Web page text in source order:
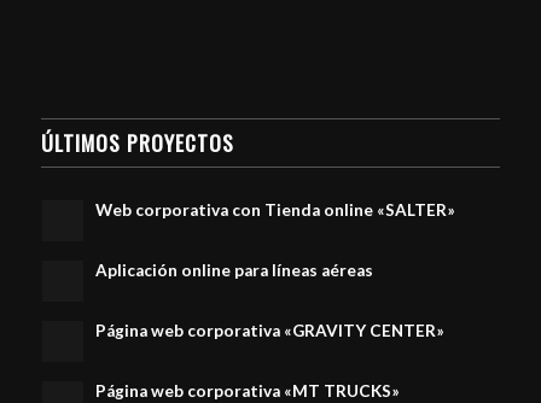
ÚLTIMOS PROYECTOS
Web corporativa con Tienda online «SALTER»
Aplicación online para líneas aéreas
Página web corporativa «GRAVITY CENTER»
Página web corporativa «MT TRUCKS»